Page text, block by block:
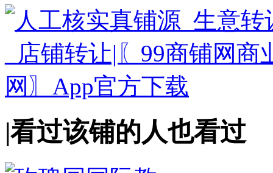
|看过该铺的人也看过